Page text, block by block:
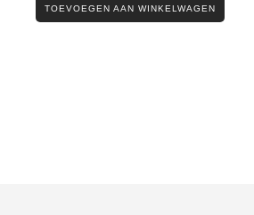
TOEVOEGEN AAN WINKELWAGEN